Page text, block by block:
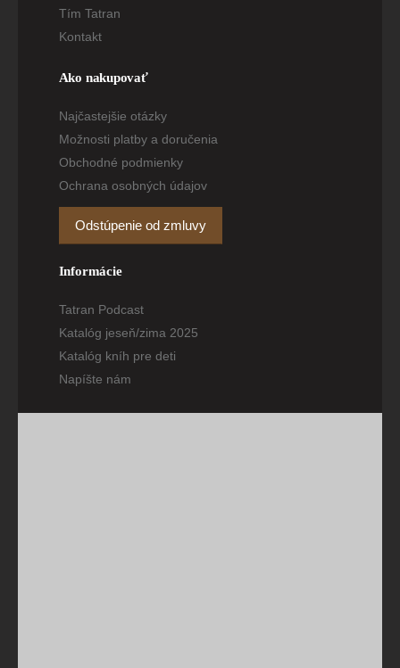
Tím Tatran
Kontakt
Ako nakupovať
Najčastejšie otázky
Možnosti platby a doručenia
Obchodné podmienky
Ochrana osobných údajov
Odstúpenie od zmluvy
Informácie
Tatran Podcast
Katalóg jeseň/zima 2025
Katalóg kníh pre deti
Napíšte nám